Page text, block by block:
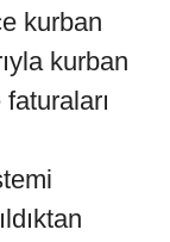
kurban
kurban